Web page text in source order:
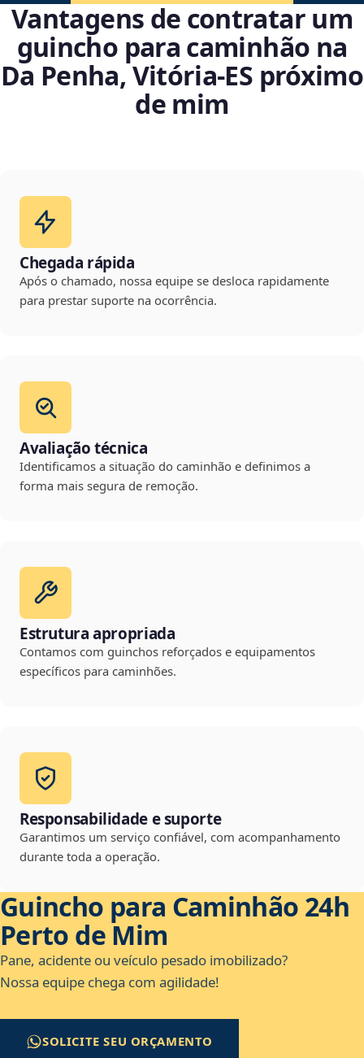
Vantagens de contratar um
guincho para caminhão na
Da Penha, Vitória‑ES próximo
de mim
Chegada rápida
Após o chamado, nossa equipe se desloca rapidamente
para prestar suporte na ocorrência.
Avaliação técnica
Identificamos a situação do caminhão e definimos a
forma mais segura de remoção.
Estrutura apropriada
Contamos com guinchos reforçados e equipamentos
específicos para caminhões.
Responsabilidade e suporte
Garantimos um serviço confiável, com acompanhamento
durante toda a operação.
Guincho para Caminhão 24h
Perto de Mim
Pane, acidente ou veículo pesado imobilizado?
Nossa equipe chega com agilidade!
SOLICITE SEU ORÇAMENTO